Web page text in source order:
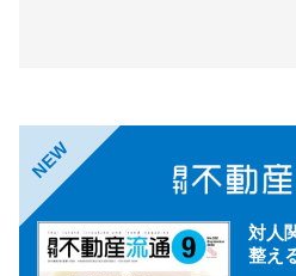
NEW
対人
整え